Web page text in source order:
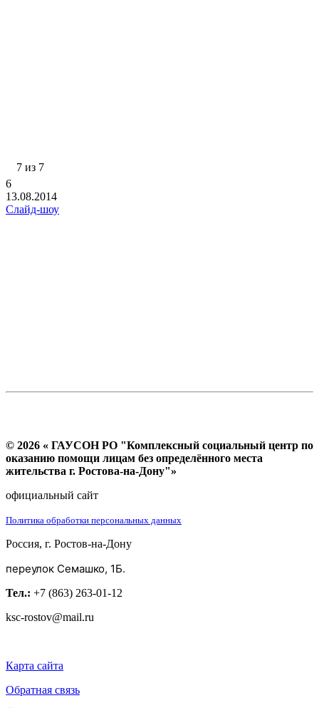
7 из 7
6
13.08.2014
Слайд-шоу
© 2026 « ГАУСОН РО "Комплексный социальный центр по
оказанию помощи лицам без определённого места
жительства г. Ростова-на-Дону"»
официальный сайт
Политика обработки персональных данных
Россия, г. Ростов-на-Дону
переулок Семашко, 1Б.
Тел.: +7 (863) 263-01-12
ksc-rostov@mail.ru
Карта сайта
Обратная связь